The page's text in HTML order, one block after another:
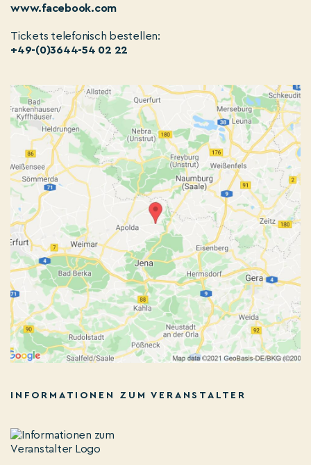
www.facebook.com
Tickets telefonisch bestellen:
+49-(0)3644-54 02 22
INFORMATIONEN ZUM VERANSTALTER